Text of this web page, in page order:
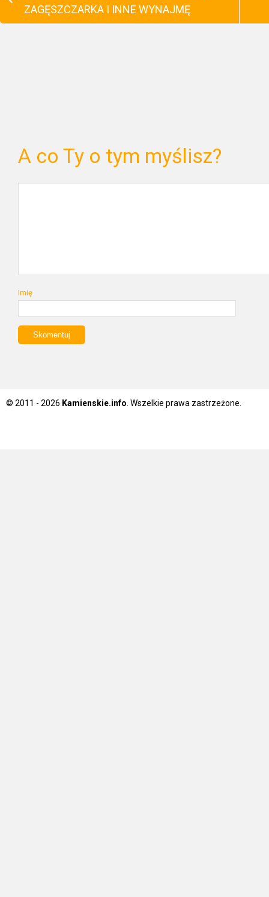
ZAGĘSZCZARKA I INNE WYNAJMĘ
A co Ty o tym myślisz?
Imię
© 2011 - 2026 Kamienskie.info . Wszelkie prawa zastrzeżone.